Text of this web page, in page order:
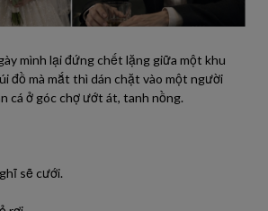
mình lại đứng chết lặng giữa một khu
đồ mà mắt thì dán chặt vào một người
cá ở góc chợ ướt át, tanh nồng.
sẽ cưới.